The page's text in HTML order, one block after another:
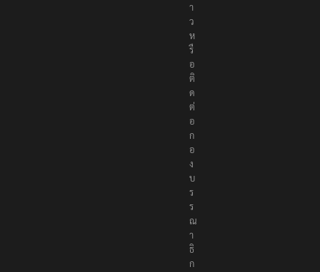
า
ว
ห
รื
อ
ติ
ด
ต่
อ
ก
อ
ง
บ
ร
ร
ณ
า
ธิ
ก